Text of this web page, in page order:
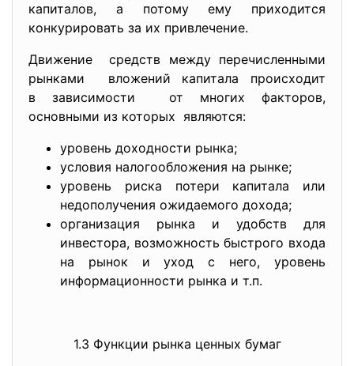
капиталов, а потому ему приходится
конкурировать за их привлечение.
Движение средств между перечисленными
рынками вложений капитала происходит
в зависимости от многих факторов,
основными из которых являются:
уровень доходности рынка;
условия налогообложения на рынке;
уровень риска потери капитала или
недополучения ожидаемого дохода;
организация рынка и удобств для
инвестора, возможность быстрого входа
на рынок и уход с него, уровень
информационности рынка и т.п.
1.3 Функции рынка ценных бумаг